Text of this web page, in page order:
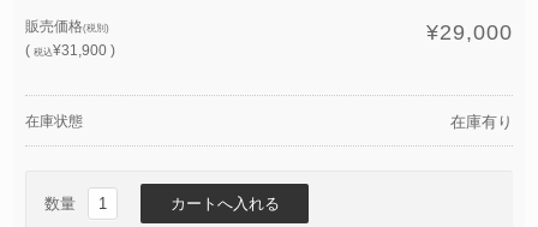
販売価格(税別)
(税込¥31,900 )
¥29,000
在庫状態 在庫有り
数量